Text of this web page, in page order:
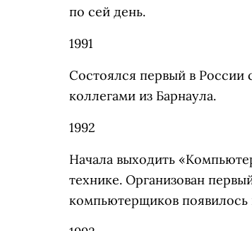
по сей день.
1991
Состоялся первый в России
коллегами из Барнаула.
1992
Начала выходить
технике. Организован
компьютерщиков